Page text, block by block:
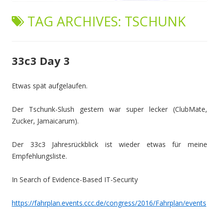
TAG ARCHIVES: TSCHUNK
33c3 Day 3
Etwas spät aufgelaufen.
Der Tschunk-Slush gestern war super lecker (ClubMate,
Zucker, Jamaicarum).
Der 33c3 Jahresrückblick ist wieder etwas für meine
Empfehlungsliste.
In Search of Evidence-Based IT-Security
https://fahrplan.events.ccc.de/congress/2016/Fahrplan/events